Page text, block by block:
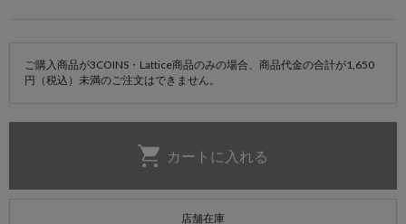
ご購入商品が3COINS・Lattice商品のみの場合、商品代金の合計が1,650
円（税込）未満のご注文はできません。
店舗在庫